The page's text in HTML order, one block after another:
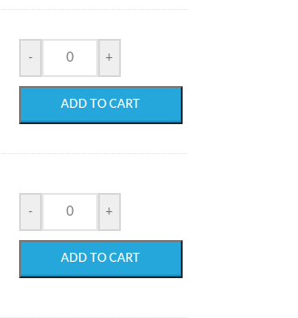
- +
ADD TO CART
- +
ADD TO CART